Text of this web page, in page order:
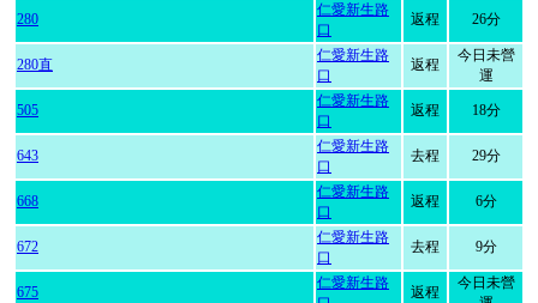
280
仁愛新生路
口
返程 26分
280直
仁愛新生路
口
返程
今日未營
運
505
仁愛新生路
口
返程 18分
643
仁愛新生路
口
去程 29分
668
仁愛新生路
口
返程 6分
672
仁愛新生路
口
去程 9分
675
仁愛新生路
返程
今日未營